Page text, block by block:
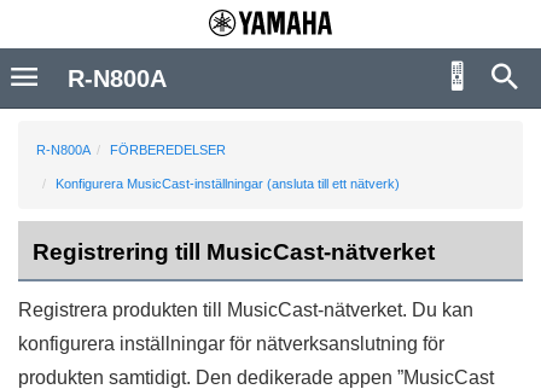
R-N800A FÖRBEREDELSER
Konfigurera MusicCast-inställningar (ansluta till ett nätverk)
Registrering till MusicCast-nätverket
Registrera produkten till MusicCast-nätverket. Du kan
konfigurera inställningar för nätverksanslutning för
produkten samtidigt. Den dedikerade appen ”MusicCast
R-N800A